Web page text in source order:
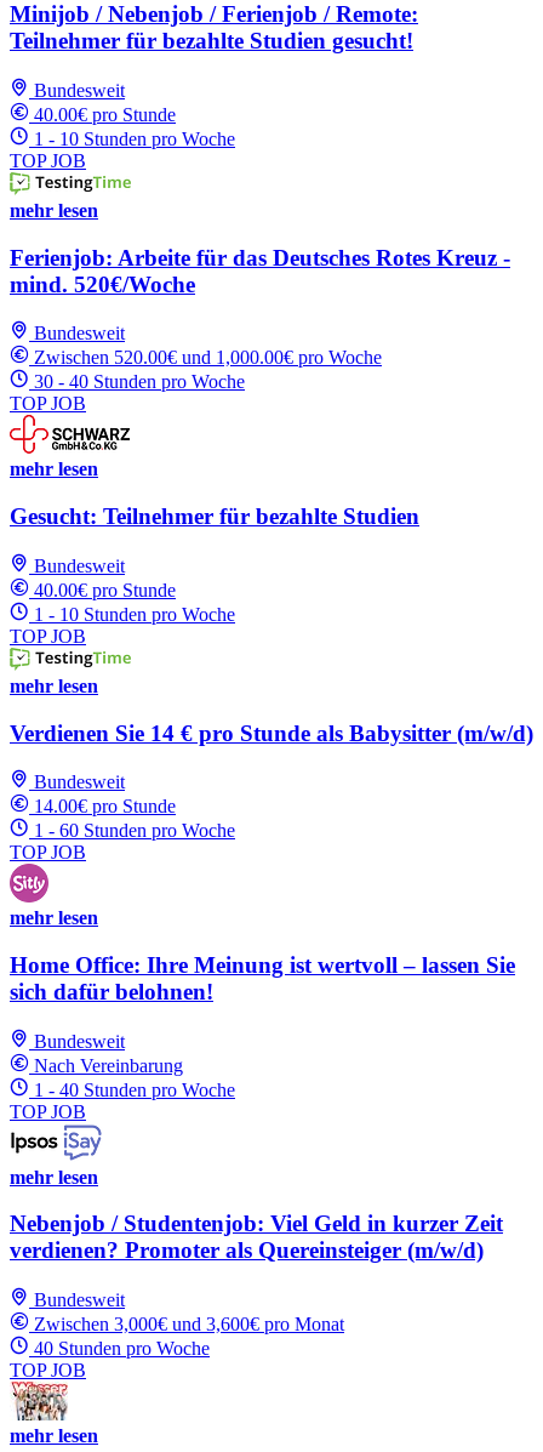
Minijob / Nebenjob / Ferienjob / Remote:
Teilnehmer für bezahlte Studien gesucht!
Bundesweit
40.00€ pro Stunde
1 - 10 Stunden pro Woche
TOP JOB
mehr lesen
Ferienjob: Arbeite für das Deutsches Rotes Kreuz -
mind. 520€/Woche
Bundesweit
Zwischen 520.00€ und 1,000.00€ pro Woche
30 - 40 Stunden pro Woche
TOP JOB
mehr lesen
Gesucht: Teilnehmer für bezahlte Studien
Bundesweit
40.00€ pro Stunde
1 - 10 Stunden pro Woche
TOP JOB
mehr lesen
Verdienen Sie 14 € pro Stunde als Babysitter (m/w/d)
Bundesweit
14.00€ pro Stunde
1 - 60 Stunden pro Woche
TOP JOB
mehr lesen
Home Office: Ihre Meinung ist wertvoll – lassen Sie
sich dafür belohnen!
Bundesweit
Nach Vereinbarung
1 - 40 Stunden pro Woche
TOP JOB
mehr lesen
Nebenjob / Studentenjob: Viel Geld in kurzer Zeit
verdienen? Promoter als Quereinsteiger (m/w/d)
Bundesweit
Zwischen 3,000€ und 3,600€ pro Monat
40 Stunden pro Woche
TOP JOB
mehr lesen